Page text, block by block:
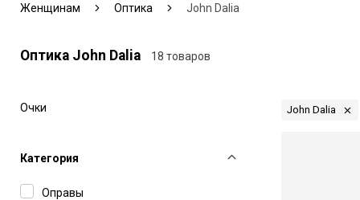
Женщинам Оптика John Dalia
Оптика John Dalia 18 товаров
Очки
Категория
Оправы
John Dalia